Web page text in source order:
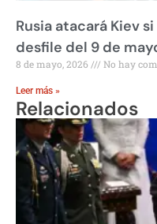
Rusia atacará Kiev
desfile del 9 de
8 de mayo, 2026 No hay
Leer más »
Relacionados